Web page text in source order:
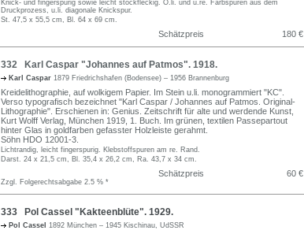
Knick- und fingerspurig sowie leicht stockfleckig. O.li. und u.re. Farbspuren aus dem
Druckprozess, u.li. diagonale Knickspur.
St. 47,5 x 55,5 cm, Bl. 64 x 69 cm.
Schätzpreis 180 €
332 Karl Caspar "Johannes auf Patmos". 1918.
Karl Caspar 1879 Friedrichshafen (Bodensee) – 1956 Brannenburg
Kreidelithographie, auf wolkigem Papier. Im Stein u.li. monogrammiert "KC".
Verso typografisch bezeichnet "Karl Caspar / Johannes auf Patmos. Original-
Lithographie". Erschienen in: Genius. Zeitschrift für alte und werdende Kunst,
Kurt Wolff Verlag, München 1919, 1. Buch. Im grünen, textilen Passepartout
hinter Glas in goldfarben gefasster Holzleiste gerahmt.
Söhn HDO 12001-3.
Lichtrandig, leicht fingerspurig. Klebstoffspuren am re. Rand.
Darst. 24 x 21,5 cm, Bl. 35,4 x 26,2 cm, Ra. 43,7 x 34 cm.
Schätzpreis 60 €
Zzgl. Folgerechtsabgabe 2.5 % *
333 Pol Cassel "Kakteenblüte". 1929.
Pol Cassel 1892 München – 1945 Kischinau, UdSSR